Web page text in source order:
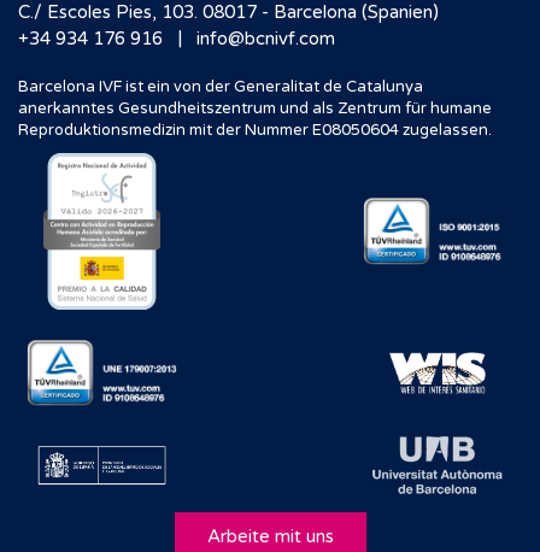
C./ Escoles Pies, 103. 08017 - Barcelona (Spanien)
+34 934 176 916
| info@bcnivf.com
Barcelona IVF ist ein von der Generalitat de Catalunya
anerkanntes Gesundheitszentrum und als Zentrum für humane
Reproduktionsmedizin mit der Nummer E08050604 zugelassen.
Arbeite mit uns